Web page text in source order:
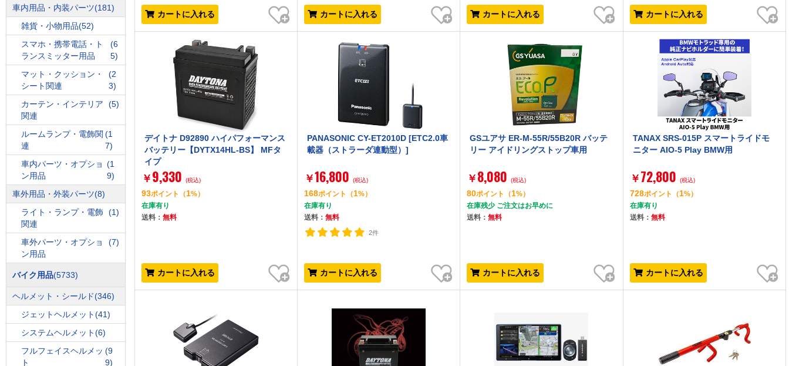
カートに入れる
お気に入り
カートに入れる
お気に入り
カートに入れる
お気に入り
カートに入れる
お気に入り
デイトナ D92890 ハイパフォーマンス
バッテリー【DYTX14HL-BS】 MFタ
イプ
￥ 9,330 (税込)
93ポイント （1%）
在庫有り
送料：無料
カートに入れる
お気に入り
PANASONIC CY-ET2010D [ETC2.0車
載器（ストラーダ連動型）]
￥16,800 (税込)
168ポイント （1%）
在庫有り
送料： 無料
2件
カートに入れる
お気に入り
GSユアサ ER-M-55R/55B20R バッテ
リー アイドリングストップ車用
￥ 8,080 (税込)
80ポイント （1%）
在庫残少 ご注文はお早めに
送料：無料
カートに入れる
お気に入り
TANAX SRS-015P スマートライドモ
ニター AIO-5 Play BMW用
￥ 72,800 (税込)
728ポイント （1%）
在庫有り
送料： 無料
カートに入れる
お気に入り
車内用品・内装パーツ(181)
雑貨・小物用品(52)
スマホ・携帯電話・ト
ランスミッター用品
(6
5)
マット・クッション・
シート関連
(2
3)
カーテン・インテリア
関連
(5)
ルームランプ・電飾関
連
(1
7)
車内パーツ・オプショ
ン用品
(1
9)
車外用品・外装パーツ(8)
ライト・ランプ・電飾
関連
(1)
車外パーツ・オプショ
ン用品
(7)
バイク用品(5733)
ヘルメット・シールド(346)
ジェットヘルメット(41)
システムヘルメット(6)
フルフェイスヘルメッ
ト
(9
9)